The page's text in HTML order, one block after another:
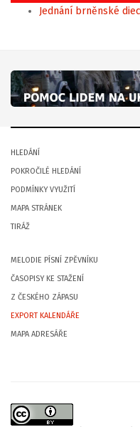
Jednání brněnské
HLEDÁNÍ
POKROČILÉ HLEDÁNÍ
PODMÍNKY VYUŽITÍ
MAPA STRÁNEK
TIRÁŽ
MELODIE PÍSNÍ ZPĚVNÍKU
ČASOPISY KE STAŽENÍ
Z ČESKÉHO ZÁPASU
EXPORT KALENDÁŘE
MAPA ADRESÁŘE